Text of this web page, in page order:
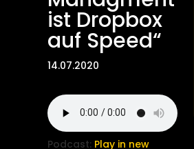
ist Dropbox
auf Speed“
14.07.2020
Podcast: Play in new